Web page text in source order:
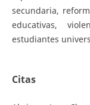
secundaria,
educativas,
estudiantes
Citas